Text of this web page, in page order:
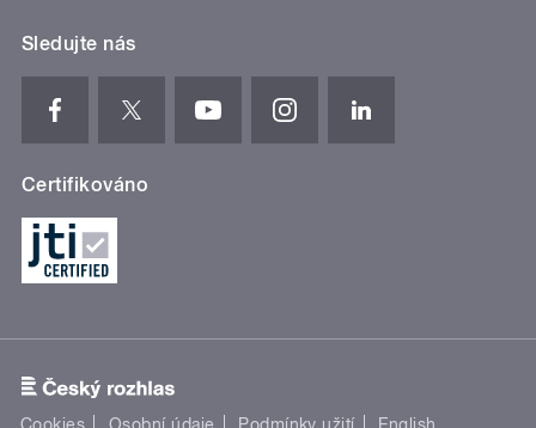
Sledujte nás
Certifikováno